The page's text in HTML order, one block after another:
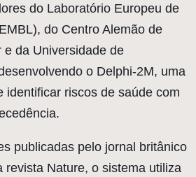
do Laboratório Europeu de
do Centro Alemão de
e da Universidade de
o Delphi-2M, uma
identificar riscos de saúde com
publicadas pelo jornal britânico
revista Nature, o sistema utiliza